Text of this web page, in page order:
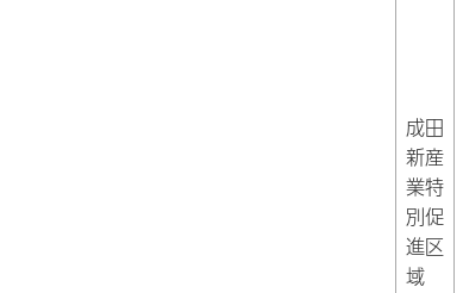
成田
新産
業特
別促
進区
域